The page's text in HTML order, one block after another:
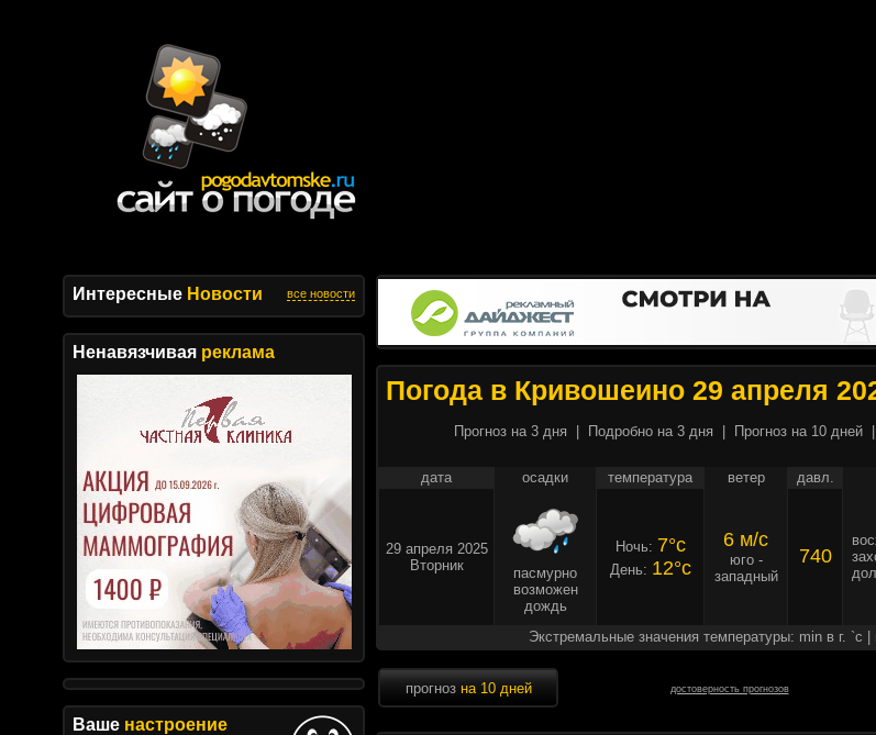
Интересные Новости все новости
Ненавязчивая реклама
Ваше настроение
Погода в Кривошеино 29 апреля
Прогноз на 3 дня Подробно на 3 дня Прогноз на 10 дней
дата осадки температура ветер давл.
29 апреля 2025
Вторник
пасмурно
возможен
дождь
Ночь: 7°c
День: 12°c
6 м/c
юго -
западный
740
Экстремальные значения температуры: min в г. `c |
прогноз на 10 дней достоверность прогнозов